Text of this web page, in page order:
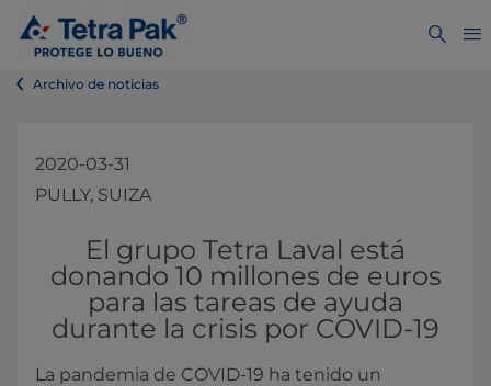
Archivo de noticias
2020-03-31
PULLY, SUIZA
El grupo Tetra Laval está
donando 10 millones de euros
para las tareas de ayuda
durante la crisis por COVID-19
La pandemia de COVID-19 ha tenido un